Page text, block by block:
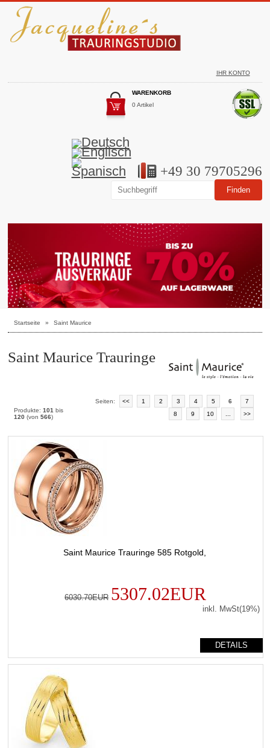
IHR KONTO
WARENKORB
0 Artikel
+49 30 79705296
Startseite » Saint Maurice
Saint Maurice Trauringe
Produkte:101 bis
120 (von566)
Seiten: << 1 2 3 4 5 6
7
8
9 10 >>
Saint Maurice Trauringe 585 Rotgold,
6030.70EUR 5307.02EUR
inkl. MwSt(19%)
DETAILS